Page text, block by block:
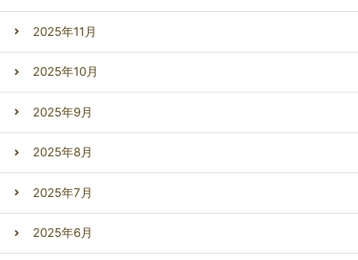
2025年11月
2025年10月
2025年9月
2025年8月
2025年7月
2025年6月